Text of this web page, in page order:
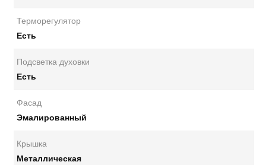
Терморегулятор
Есть
Подсветка духовки
Есть
Фасад
Эмалированный
Крышка
Металлическая